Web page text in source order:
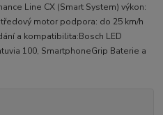
Line CX (Smart System) výkon:
motor podpora: do 25 km/h
a kompatibilita:Bosch LED
100, SmartphoneGrip Baterie a